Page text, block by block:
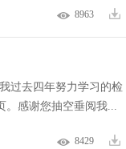
8963
过去四年努力学习的检
。感谢您抽空垂阅我...
8429